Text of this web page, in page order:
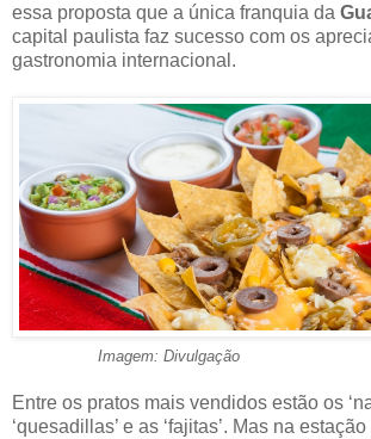
essa proposta que a única franquia da
capital paulista faz sucesso com os
gastronomia internacional.
Imagem: Divulgação
Entre os pratos mais vendidos estão os
‘quesadillas’ e as ‘fajitas’. Mas na